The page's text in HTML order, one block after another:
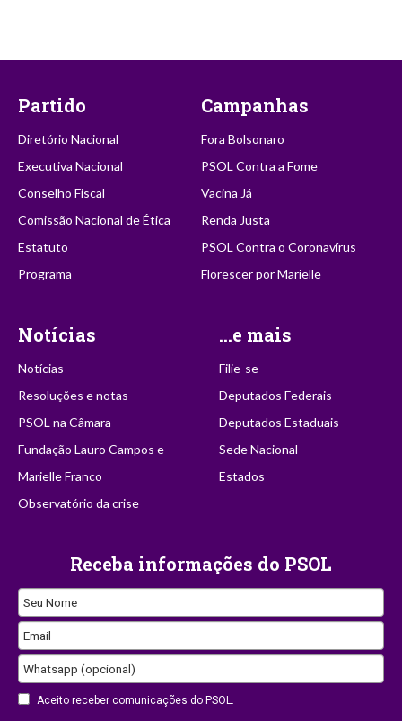
Partido
Diretório Nacional
Executiva Nacional
Conselho Fiscal
Comissão Nacional de Ética
Estatuto
Programa
Campanhas
Fora Bolsonaro
PSOL Contra a Fome
Vacina Já
Renda Justa
PSOL Contra o Coronavírus
Florescer por Marielle
Notícias
Notícias
Resoluções e notas
PSOL na Câmara
Fundação Lauro Campos e
Marielle Franco
Observatório da crise
...e mais
Filie-se
Deputados Federais
Deputados Estaduais
Sede Nacional
Estados
Receba informações do PSOL
Seu Nome
Email
Whatsapp (opcional)
Website
Aceito receber comunicações do PSOL.